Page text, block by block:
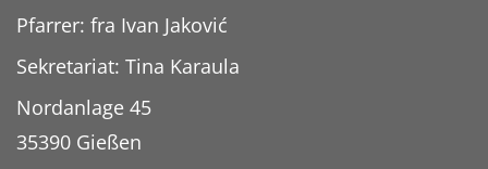
Pfarrer: fra Ivan Jaković
Sekretariat: Tina Karaula
Nordanlage 45
35390 Gießen